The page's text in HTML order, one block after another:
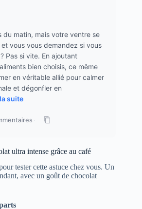
matin, mais votre ventre se
vous vous demandez si vous
Pas si vite. En ajoutant
bien choisis, ce même
en véritable allié pour calmer
et dégonfler en
suite
·
ultra intense grâce au café
tester cette astuce chez vous. Un
avec un goût de chocolat